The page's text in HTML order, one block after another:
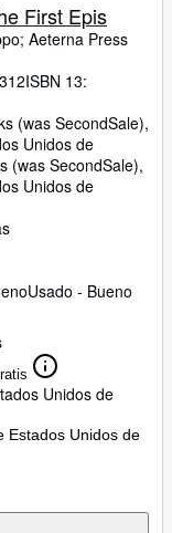
First Epis
; Aeterna Press
ISBN 13:
(was SecondSale),
Unidos de
(was SecondSale),
Unidos de
Usado - Bueno
Unidos de
Estados Unidos de